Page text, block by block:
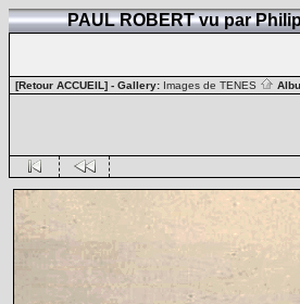
PAUL ROBERT vu par
[Retour ACCUEIL] - Gallery: Images de TENES